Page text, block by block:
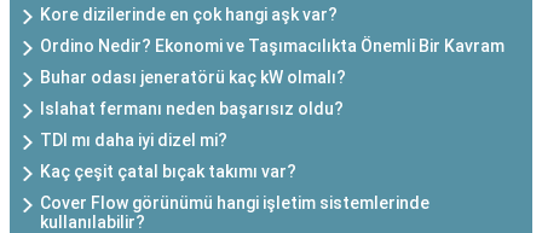
Kore dizilerinde en çok hangi aşk var?
Ordino Nedir? Ekonomi ve Taşımacılıkta Önemli Bir Kavram
Buhar odası jeneratörü kaç kW olmalı?
Islahat fermanı neden başarısız oldu?
TDI mı daha iyi dizel mi?
Kaç çeşit çatal bıçak takımı var?
Cover Flow görünümü hangi işletim sistemlerinde
kullanılabilir?